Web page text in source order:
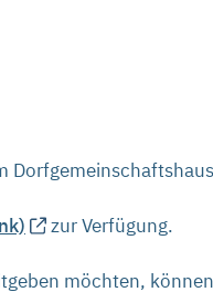
zur Verfügung.
möchten,